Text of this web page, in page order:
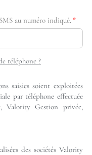
au numéro indiqué.
téléphone ?
saisies soient exploitées
par téléphone effectuée
Valority Gestion privée,
des sociétés Valority